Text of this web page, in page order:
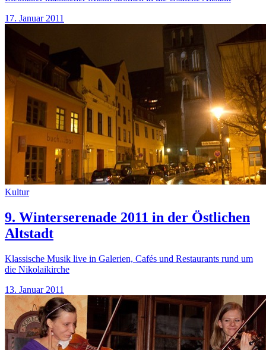
17. Januar 2011
Kultur
9. Winterserenade 2011 in der Östlichen
Altstadt
Klassische Musik live in Galerien, Cafés und Restaurants rund um
die Nikolaikirche
13. Januar 2011